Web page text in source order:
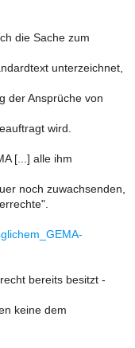
die Sache zum
unterzeichnet,
der Ansprüche von
wird.
[...] alle ihm
noch zuwachsenden,
bereits besitzt -
keine dem